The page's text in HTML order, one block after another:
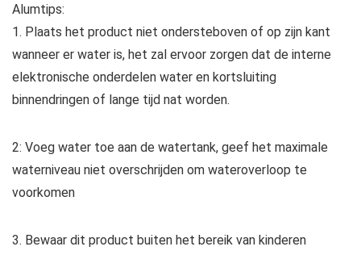
Alumtips:
1. Plaats het product niet ondersteboven of op zijn kant
wanneer er water is, het zal ervoor zorgen dat de interne
elektronische onderdelen water en kortsluiting
binnendringen of lange tijd nat worden.
2: Voeg water toe aan de watertank, geef het maximale
waterniveau niet overschrijden om wateroverloop te
voorkomen
3. Bewaar dit product buiten het bereik van kinderen